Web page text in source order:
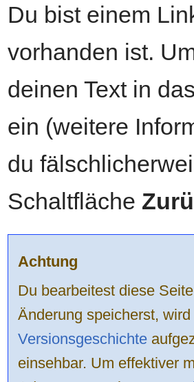
Du bist einem
vorhanden ist.
deinen Text in
ein (weitere
du
Schaltfläche
Achtung
Du bearbeitest diese
Änderung speicherst,
Versionsgeschichte
einsehbar. Um effektiver